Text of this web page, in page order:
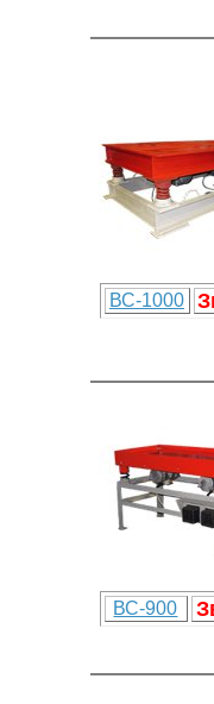
ВС-1000
ВС-900